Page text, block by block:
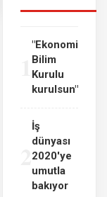
"Ekonomi
Bilim
Kurulu
kurulsun"
İş
dünyası
2020'ye
umutla
bakıyor